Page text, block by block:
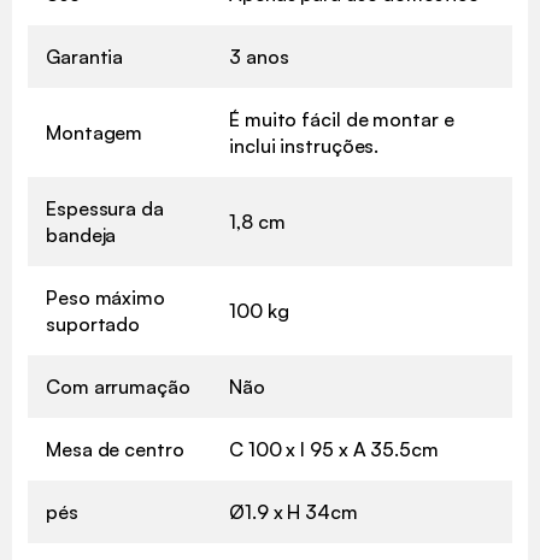
Garantia 3 anos
Montagem
É muito fácil de montar e
inclui instruções.
Espessura da
bandeja
1,8 cm
Peso máximo
suportado
100 kg
Com arrumação Não
Mesa de centro C 100 x l 95 x A 35.5cm
pés Ø1.9 x H 34cm